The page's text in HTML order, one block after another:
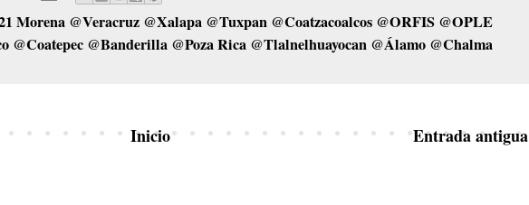
Morena @Veracruz @Xalapa @Tuxpan @Coatzacoalcos @ORFIS @OPLE
@Coatepec @Banderilla @Poza Rica @Tlalnelhuayocan @Álamo @Chalma
Entrada antigua
Inicio